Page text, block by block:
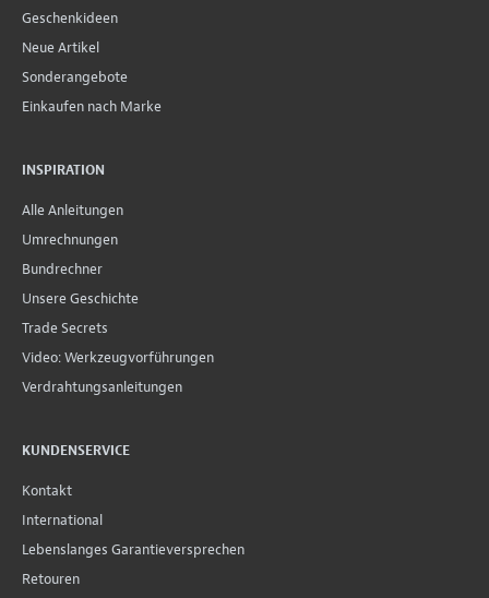
Geschenkideen
Neue Artikel
Sonderangebote
Einkaufen nach Marke
INSPIRATION
Alle Anleitungen
Umrechnungen
Bundrechner
Unsere Geschichte
Trade Secrets
Video: Werkzeugvorführungen
Verdrahtungsanleitungen
KUNDENSERVICE
Kontakt
International
Lebenslanges Garantieversprechen
Retouren